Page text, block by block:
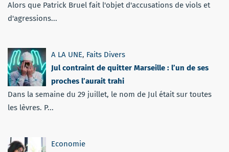
Alors que Patrick Bruel fait l'objet d'accusations de viols et
d'agressions...
A LA UNE, Faits Divers
Jul contraint de quitter Marseille : l’un de ses
proches l’aurait trahi
Dans la semaine du 29 juillet, le nom de Jul était sur toutes
les lèvres. P...
Economie